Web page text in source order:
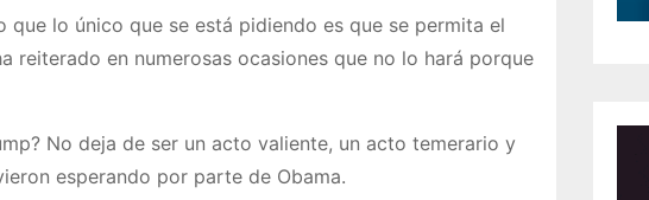
lo único que se está pidiendo es que se permita el
reiterado en numerosas ocasiones que no lo hará porque
No deja de ser un acto valiente, un acto temerario y
esperando por parte de Obama.